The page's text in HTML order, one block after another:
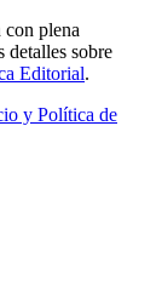
con plena
detalles sobre
Editorial.
y Política de